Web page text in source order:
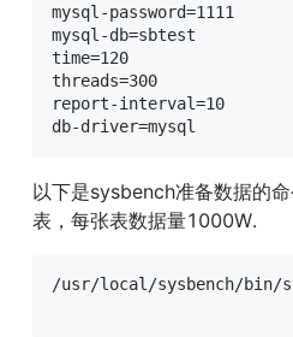
mysql-password=1111
mysql-db=sbtest
time=120
threads=300
report-interval=10
db-driver=mysql
以下是sysbench准备数据的
表，每张表数据量1000W.
/usr/local/sysbench/bin/